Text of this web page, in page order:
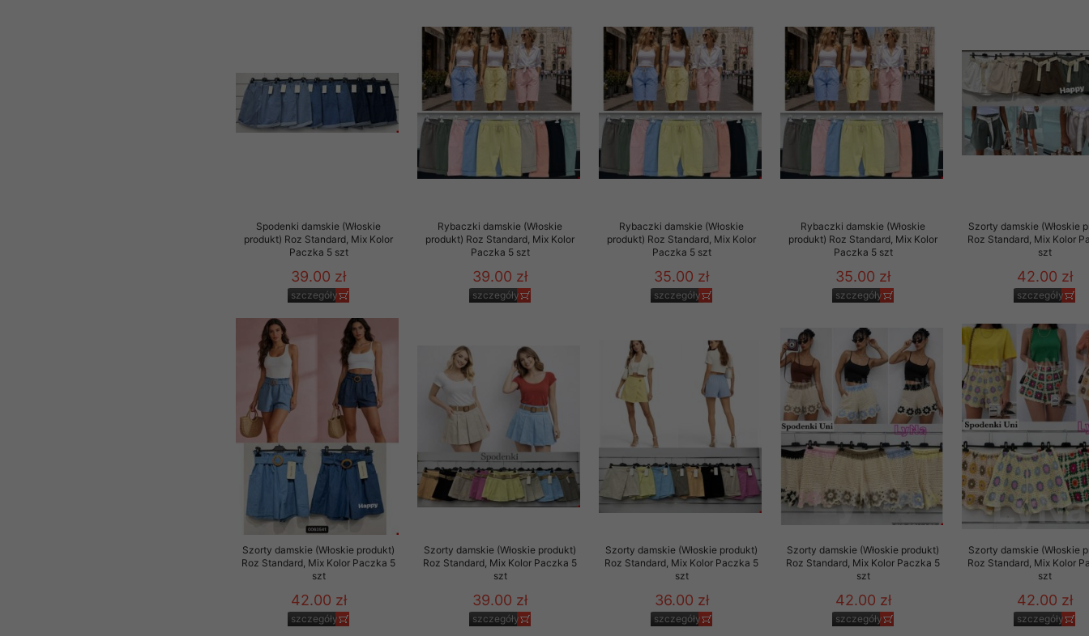
Spodenki damskie (Włoskie
produkt) Roz Standard, Mix Kolor
Paczka 5 szt
39.00 zł
szczegóły
Rybaczki damskie (Włoskie
produkt) Roz Standard, Mix Kolor
Paczka 5 szt
39.00 zł
szczegóły
Rybaczki damskie (Włoskie
produkt) Roz Standard, Mix Kolor
Paczka 5 szt
35.00 zł
szczegóły
Rybaczki damskie (Włoskie
produkt) Roz Standard, Mix Kolor
Paczka 5 szt
35.00 zł
szczegóły
Szorty damskie (Włoskie
Roz Standard, Mix Kolor
szt
42.00 zł
szczegóły
Szorty damskie (Włoskie produkt)
Roz Standard, Mix Kolor Paczka 5
szt
42.00 zł
szczegóły
Szorty damskie (Włoskie produkt)
Roz Standard, Mix Kolor Paczka 5
szt
39.00 zł
szczegóły
Szorty damskie (Włoskie produkt)
Roz Standard, Mix Kolor Paczka 5
szt
36.00 zł
szczegóły
Szorty damskie (Włoskie produkt)
Roz Standard, Mix Kolor Paczka 5
szt
42.00 zł
szczegóły
Szorty damskie (Włoskie
Roz Standard, Mix Kolor
szt
42.00 zł
szczegóły